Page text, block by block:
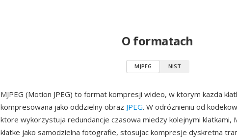
O formatach
MJPEG NIST
MJPEG (Motion JPEG) to format kompresji wideo, w ktorym kazda
kompresowana jako oddzielny obraz JPEG. W odróznieniu od
ktore wykorzystuja redundancje czasowa miedzy kolejnymi klatkami,
klatke jako samodzielna fotografie, stosujac kompresje dyskretna